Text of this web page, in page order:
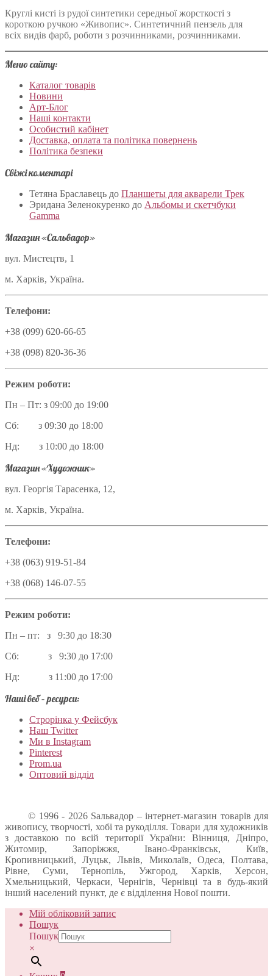
Круглі кисті із рудої синтетики середньої жорсткості з
короткою ручкою «Живопис». Синтетичний пензель для
всіх видів фарб, роботи з розчинниками, розчинниками.
Меню сайту:
Каталог товарів
Новини
Арт-Блог
Наші контакти
Особистий кабінет
Доставка, оплата та політика повернень
Політика безпеки
Свіжі коментарі
Тетяна Браславець до Планшеты для акварели Трек
Эридана Зеленокуренко до Альбомы и скетчбуки
Gamma
Магазин «Сальвадор»
вул. Мистецтв, 1
м. Харків, Україна.
Телефони:
+38 (099) 620-66-65
+38 (098) 820-36-36
Режим роботи:
Пн – Пт: з 09:00 до 19:00
Сб: з 09:30 до 18:00
Нд: з 10:00 до 18:00
Магазин «Художник»
вул. Георгія Тарасенка, 12,
м. Харків, Україна.
Телефони:
+38 (063) 919-51-84
+38 (068) 146-07-55
Режим роботи:
Пн – пт: з 9:30 до 18:30
Сб: з 9:30 до 17:00
Нд: з 11:00 до 17:00
Наші веб – ресурси:
Строрінка у Фейсбук
Наш Twitter
Ми в Instagram
Pinterest
Prom.ua
Оптовий відділ
© 1996 - 2026 Sальвадор – інтернет-магазин товарів для
живопису, творчості, хобі та рукоділля. Товари для художників
з доставкою по всій території України: Вінниця, Дніпро,
Житомир, Запоріжжя, Івано-Франківськ, Київ,
Кропивницький, Луцьк, Львів, Миколаїв, Одеса, Полтава,
Рівне, Суми, Тернопіль, Ужгород, Харків, Херсон,
Хмельницький, Черкаси, Чернігів, Чернівці та в будь-який
інший населений пункт, де є відділення Нової пошти.
Мій обліковий запис
Пошук
Пошук
×